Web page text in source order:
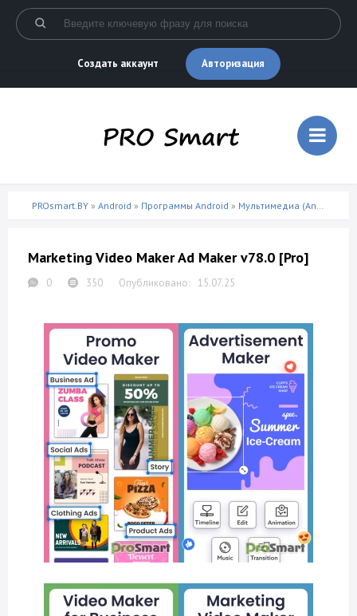
Создать аккаунт Авторизация
PROsmart.BY » Android » Программы Android » Мультимедиа (Android)
Marketing Video Maker Ad Maker v78.0 [Pro]
15.07.25
0 350